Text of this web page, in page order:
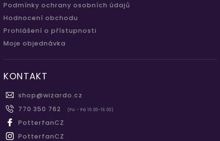
Podmínky ochrany osobních údajů
Hodnocení obchodu
Prohlášení o přístupnosti
Moje objednávka
KONTAKT
shop@wizardo.cz
770 350 762
(Po - Pá 10.00-16.00)
PotterfanCZ
PotterfanCZ